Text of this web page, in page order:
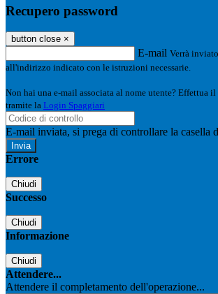
Recupero password
button close ×
E-mail Verrà
all'indirizzo indicato con le istruzioni necessarie.
Non hai una e-mail associata al nome utente? Effettua il
tramite la Login Spaggiari
E-mail inviata, si prega di controllare la casella
Errore
Chiudi
Successo
Chiudi
Informazione
Chiudi
Attendere...
Attendere il completamento dell'operazione...